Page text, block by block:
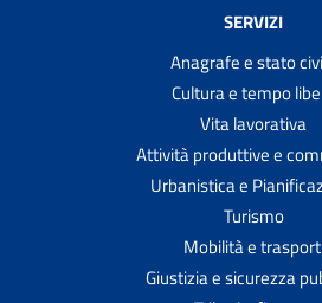
SERVIZI
Anagrafe e stato
Cultura e tempo
Vita lavorativa
Attività produttive e
Urbanistica e
Turismo
Mobilità e
Giustizia e sicurezza